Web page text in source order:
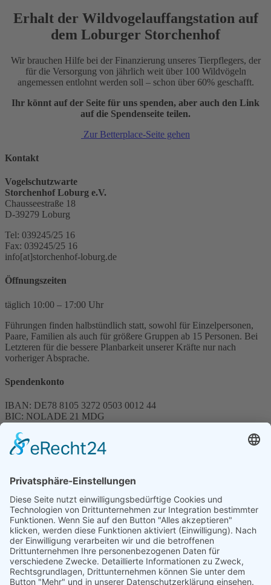
Erhalt der Wildvogelauffangstation auf
dem Loburger Storchenhof
Wir brauchen Hilfe bei der Finanzierung unseres Tierpflegers, der
für die Versorgung von jährlich weit über 100 Wildvögeln
angemessen entlohnt werden soll – schon über 60% geschafft.
Ihr könnt auf der Seite für uns spenden, aber auch den Link
auf die Spendenseite teilen.
Zur Betterplace-Seite gehen
Kontakt
Vogelschutzwarte
Storchenhof Loburg e.V.
Chausseestraße 18
D-39279 Loburg
Tel: 039245/25 16
Fax: 039245/25 16
info[at]storchenhof-loburg.de
Öffnungszeiten
täglich 10:00 – 17:00 Uhr
Führungen finden halbstündlich statt, sowohl für Einzelpersonen,
Paare, Familien als auch für größere Gruppen ab 15 Personen. Bei
Letzteren für die bessere Planbarkeit unserer Kräfte nur nach
vorheriger Absprache.
Spendenkonto
IBAN: DE78 8105 3272 0503 0012 44
BIC: NOLADE 21 MDG
Spenden können steuerlich abgesetzt werden
Förderung
© 1987 – 2025
Storchenhof Loburg e.V.
Alle Rechte vorbehalten.
Cookie-Einstellungen